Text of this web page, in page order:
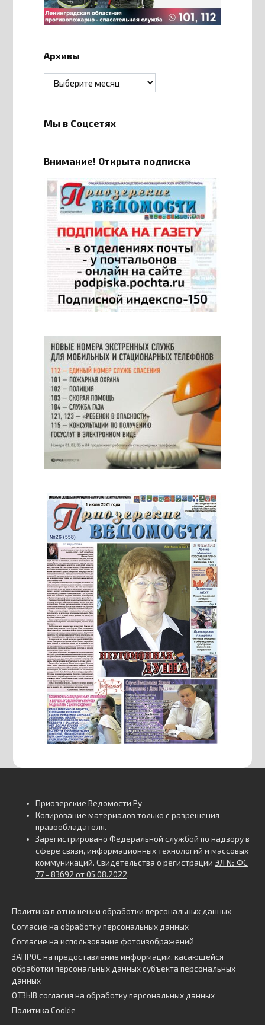
Архивы
Архивы
Мы в Соцсетях
Внимание! Открыта подписка
Приозерские Ведомости Ру
Копирование материалов только с разрешения
правообладателя.
Зарегистрировано Федеральной службой по надзору в
сфере связи, информационных технологий и массовых
коммуникаций. Свидетельства о регистрации ЭЛ № ФС
77 - 83692 от 05.08.2022.
Политика в отношении обработки персональных данных
Согласие на обработку персональных данных
Согласие на использование фотоизображений
ЗАПРОС на предоставление информации, касающейся
обработки персональных данных субъекта персональных
данных
ОТЗЫВ согласия на обработку персональных данных
Политика Cookie